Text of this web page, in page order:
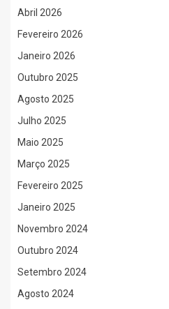
Abril 2026
Fevereiro 2026
Janeiro 2026
Outubro 2025
Agosto 2025
Julho 2025
Maio 2025
Março 2025
Fevereiro 2025
Janeiro 2025
Novembro 2024
Outubro 2024
Setembro 2024
Agosto 2024